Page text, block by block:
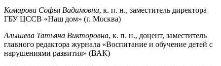
Комарова Софья Вадимовна, к. п. н., заместитель директора
ГБУ ЦССВ «Наш дом» (г. Москва)
Алышева Татьяна Викторовна, к. п. н., доцент, заместитель
главного редактора журнала «Воспитание и обучение детей с
нарушениями развития» (ВАК)